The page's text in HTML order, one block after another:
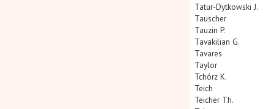
Tatur-Dytkowski J.
Tauscher
Tauzin P.
Tavakilian G.
Tavares
Taylor
Tchórz K.
Teich
Teicher Th.